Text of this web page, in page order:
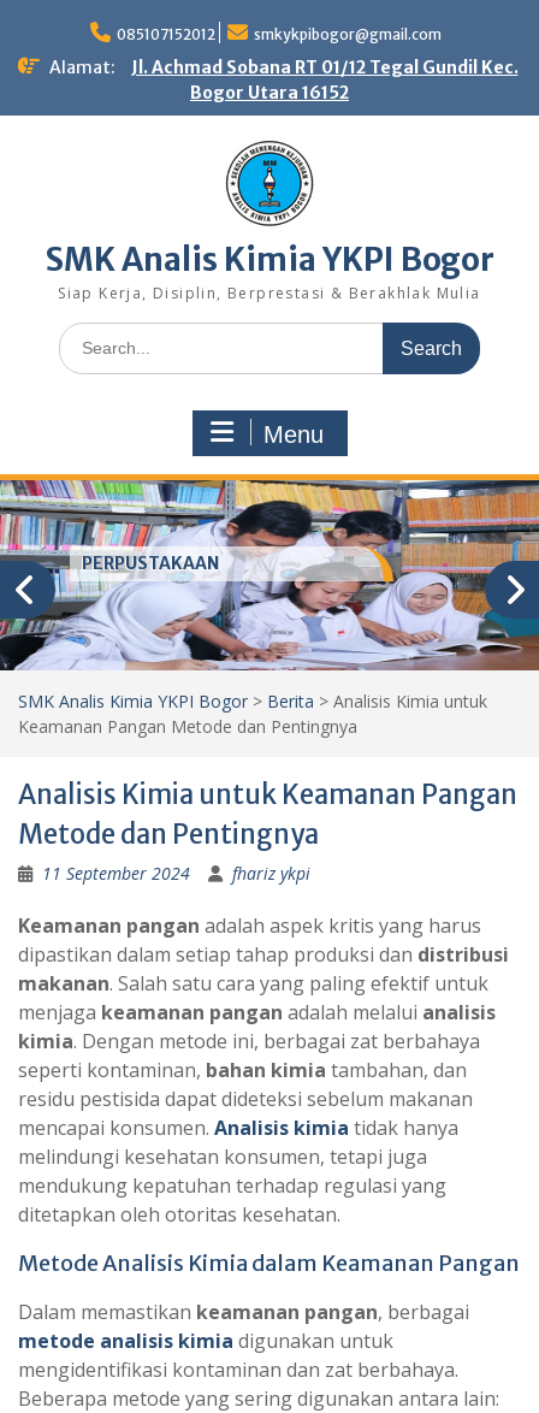
content
085107152012 smkykpibogor@gmail.com
Alamat:
Jl. Achmad Sobana RT 01/12 Tegal Gundil Kec.
Bogor Utara 16152
SMK Analis Kimia YKPI Bogor
Siap Kerja, Disiplin, Berprestasi & Berakhlak Mulia
Search
for:
Menu
PERPUSTAKAAN
SMK Analis Kimia YKPI Bogor > Berita > Analisis Kimia untuk
Keamanan Pangan Metode dan Pentingnya
Analisis Kimia untuk Keamanan Pangan
Metode dan Pentingnya
11 September 2024 fhariz ykpi
Keamanan pangan adalah aspek kritis yang harus
dipastikan dalam setiap tahap produksi dan distribusi
makanan. Salah satu cara yang paling efektif untuk
menjaga keamanan pangan adalah melalui analisis
kimia. Dengan metode ini, berbagai zat berbahaya
seperti kontaminan, bahan kimia tambahan, dan
residu pestisida dapat dideteksi sebelum makanan
mencapai konsumen. Analisis kimia tidak hanya
melindungi kesehatan konsumen, tetapi juga
mendukung kepatuhan terhadap regulasi yang
ditetapkan oleh otoritas kesehatan.
Metode Analisis Kimia dalam Keamanan Pangan
Dalam memastikan keamanan pangan, berbagai
metode analisis kimia digunakan untuk
mengidentifikasi kontaminan dan zat berbahaya.
Beberapa metode yang sering digunakan antara lain: